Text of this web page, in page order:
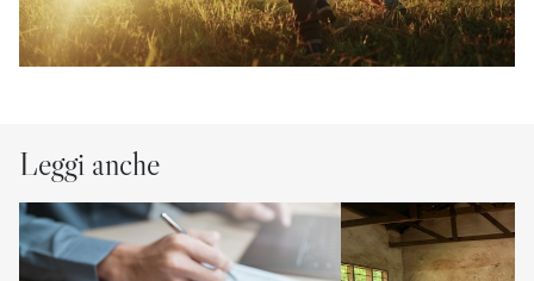
Leggi anche